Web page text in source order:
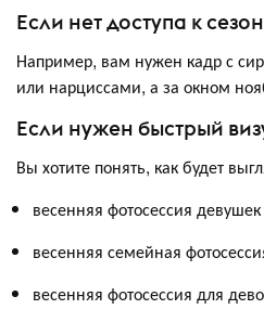
Если нет доступа к
Например, вам нужен кадр с
или нарциссами, а за окном
Если нужен быстрый
Вы хотите понять, как будет
весенняя фотосессия
весенняя семейная
весенняя фотосессия для